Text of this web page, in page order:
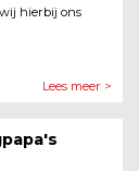
hierbij ons
Lees meer >